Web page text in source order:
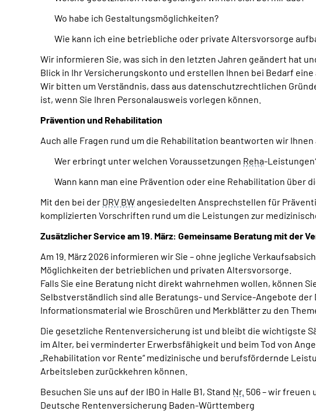
Wo habe ich Gestaltungsmöglichkeiten?
Wie kann ich eine betriebliche oder private Altersvorsorge
Wir informieren Sie, was sich in den letzten Jahren geändert hat
Blick in Ihr Versicherungskonto und erstellen Ihnen bei Bedarf
Wir bitten um Verständnis, dass aus datenschutzrechtlichen
ist, wenn Sie Ihren Personalausweis vorlegen können.
Prävention und Rehabilitation
Auch alle Fragen rund um die Rehabilitation beantworten wir
Wer erbringt unter welchen Voraussetzungen Reha-
Wann kann man eine Prävention oder eine Rehabilitation über
Mit den bei der DRV BWangesiedelten Ansprechstellen für
komplizierten Vorschriften rund um die Leistungen zur
Zusätzlicher Service am 19. März: Gemeinsame Beratung mit der
Am 19. März 2026 informieren wir Sie – ohne jegliche
Möglichkeiten der betrieblichen und privaten Altersvorsorge.
Falls Sie eine Beratung nicht direkt wahrnehmen wollen, können
Selbstverständlich sind alle Beratungs- und Service-Angebote
Informationsmaterial wie Broschüren und Merkblätter zu den
Die gesetzliche Rentenversicherung ist und bleibt die wichtigste
im Alter, bei verminderter Erwerbsfähigkeit und beim Tod von
„Rehabilitation vor Rente“ medizinische und berufsfördernde
Arbeitsleben zurückkehren können.
Besuchen Sie uns auf der IBO in Halle B1, Stand Nr. 506 – wir freuen
Deutsche Rentenversicherung Baden-Württemberg